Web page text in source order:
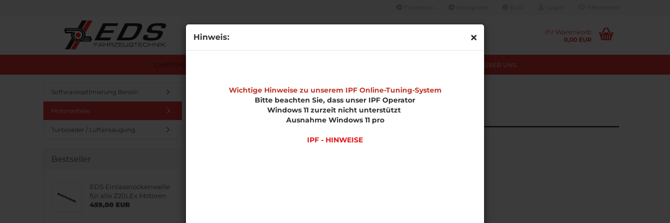
Hinweis:
Wichtige Hinweise zu unserem IPF Online-Tuning-System
Bitte beachten Sie, dass unser IPF Operator
Windows 11 zurzeit nicht unterstützt
Ausnahme Windows 11 pro
IPF - HINWEISE
Alle Ihr Warenkorb
0,00 EUR
CHIPTUNING ÜBERSICHT ÜBER UNS
» Opel » Speedster » Motorenteile
Softwareoptimierung Benzin
Motorenteile
Turbolader / Luftansaugung
Bestseller
EDS Einlassnockenwelle
für alle Z20LEx Motoren
459,00 EUR